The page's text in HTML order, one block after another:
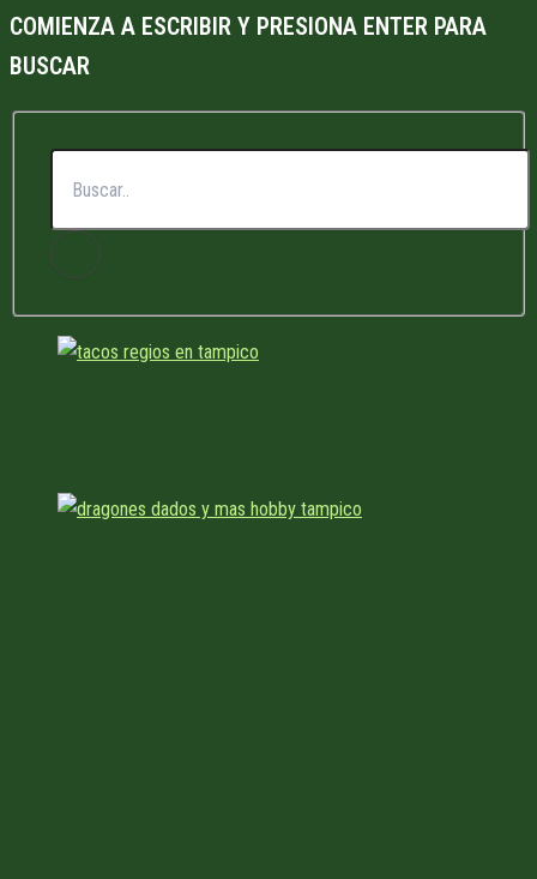
COMIENZA A ESCRIBIR Y PRESIONA ENTER PARA
BUSCAR